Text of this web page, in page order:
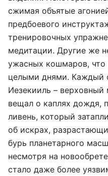
сжимая объятые
предбоевого
тренировочных
медитации. Другие же
ужасных кошмаров, что
целыми днями. Каждый
Иезекииль – верховный
вещал о каплях дождя,
ливень, который
об искрах,
бурь планетарного
несмотря на
стало даже более